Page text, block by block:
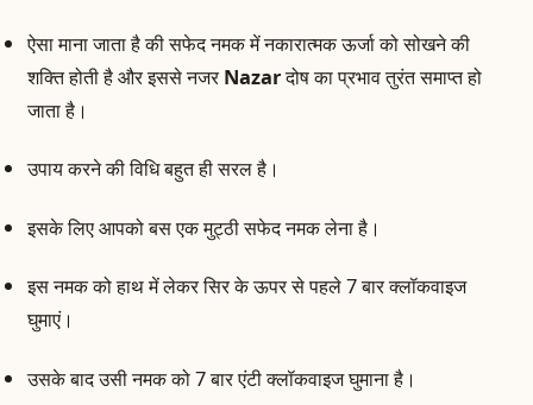
ऐसा माना जाता है की सफेद नमक में नकारात्मक ऊर्जा को सोखने की
शक्ति होती है और इससे नजरNazarदोष का प्रभाव तुरंत समाप्त हो
जाता है।
उपाय करने की विधि बहुत ही सरल है।
इसके लिए आपको बस एक मुट्ठी सफेद नमक लेना है।
इस नमक को हाथ में लेकर सिर के ऊपर से पहले 7 बार क्लॉकवाइज
घुमाएं।
उसके बाद उसी नमक को 7 बार एंटी क्लॉकवाइज घुमाना है।